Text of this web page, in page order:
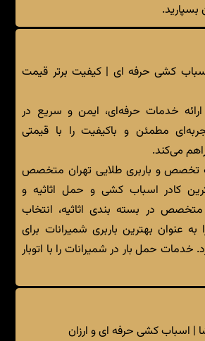
بسپارید.
کشی حرفه ای | کیفیت برتر قیمت
ارائه خدمات حرفه‌ای، ایمن و سریع در
مطمئن و باکیفیت را با قیمتی
می‌کند.
تخصص و باربری طلایی تهران متخصص
کادر اسباب کشی و حمل اثاثیه و
متخصص در بسته بندی اثاثیه، انتخاب
به عنوان بهترین باربری شمیرانات برای
حمل بار در شمیرانات را با اتوبار
| اسباب کشی حرفه ای و ارزان